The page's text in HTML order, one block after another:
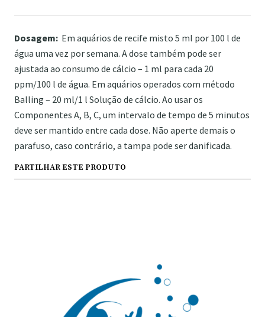
Dosagem: Em aquários de recife misto 5 ml por 100 l de
água uma vez por semana. A dose também pode ser
ajustada ao consumo de cálcio – 1 ml para cada 20
ppm/100 l de água. Em aquários operados com método
Balling – 20 ml/1 l Solução de cálcio. Ao usar os
Componentes A, B, C, um intervalo de tempo de 5 minutos
deve ser mantido entre cada dose. Não aperte demais o
parafuso, caso contrário, a tampa pode ser danificada.
PARTILHAR ESTE PRODUTO